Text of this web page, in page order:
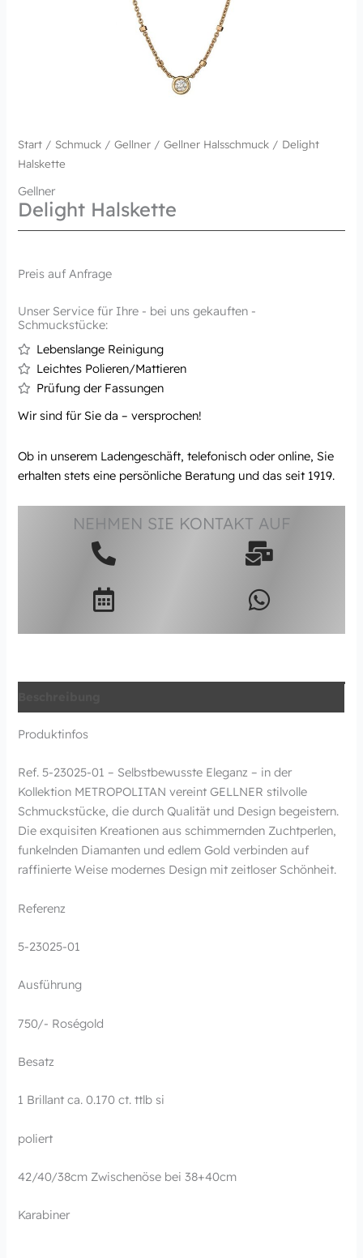
Start / Schmuck /Gellner /Gellner Halsschmuck / Delight
Halskette
Gellner
Delight Halskette
Preis auf Anfrage
Unser Service für Ihre - bei uns gekauften -
Schmuckstücke:
Lebenslange Reinigung
Leichtes Polieren/Mattieren
Prüfung der Fassungen
Wir sind für Sie da – versprochen!
Ob in unserem Ladengeschäft, telefonisch oder online, Sie
erhalten stets eine persönliche Beratung und das seit 1919.
NEHMEN SIE KONTAKT AUF
Produktinfos
Ref. 5-23025-01 – Selbstbewusste Eleganz – in der
Kollektion METROPOLITAN vereint GELLNER stilvolle
Schmuckstücke, die durch Qualität und Design begeistern.
Die exquisiten Kreationen aus schimmernden Zuchtperlen,
funkelnden Diamanten und edlem Gold verbinden auf
raffinierte Weise modernes Design mit zeitloser Schönheit.
Referenz
5-23025-01
Ausführung
750/- Roségold
Besatz
1 Brillant ca. 0.170 ct. ttlb si
poliert
42/40/38cm Zwischenöse bei 38+40cm
Karabiner